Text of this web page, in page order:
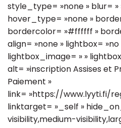
style_type= »none » blur= »
hover_type= »none »
bordercolor= »#ffffff »
align= »none » lightbox=
lightbox_image= » »
alt= »inscription Assises et
Paiement »
link= »https://www.lyyti.fi/
linktarget= »_self »
visibility,medium-